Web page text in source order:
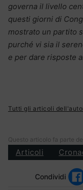
governa il livello
questi giorni di
mostrato un partito
purché vi sia il
e per dare risposte
Tutti gli articoli
Questo articolo fa parte
Articoli
Condividi